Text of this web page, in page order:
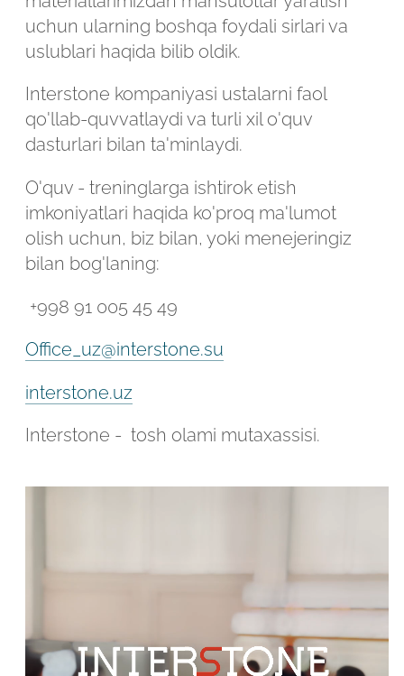
uchun ularning boshqa foydali sirlari va
uslublari haqida bilib oldik.
Interstone kompaniyasi ustalarni faol
qo'llab-quvvatlaydi va turli xil o'quv
dasturlari bilan ta'minlaydi.
O'quv - treninglarga ishtirok etish
imkoniyatlari haqida ko'proq ma'lumot
olish uchun, biz bilan, yoki menejeringiz
bilan bog'laning:
+998 91 005 45 49
Office_uz@interstone.su
interstone.uz
Interstone - tosh olami mutaxassisi.